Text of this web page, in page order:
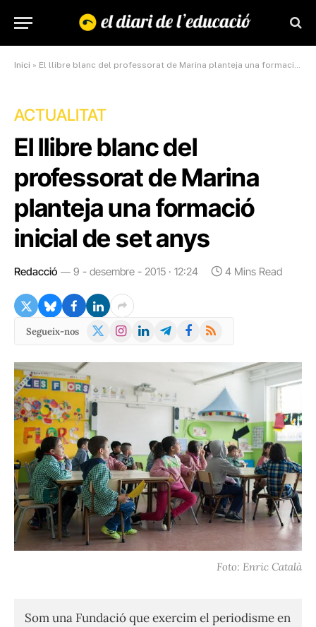
Inici » El llibre blanc del professorat de Marina planteja una formació inicial de set anys
ACTUALITAT
El llibre blanc del
professorat de Marina
planteja una formació
inicial de set anys
Redacció 9 - desembre - 2015 · 12:24 4 Mins Read
Segueix-nos
X
Instagram
LinkedInTelegramFacebook
RSS
Foto: Enric Català
Som una Fundació que exercim el periodisme en